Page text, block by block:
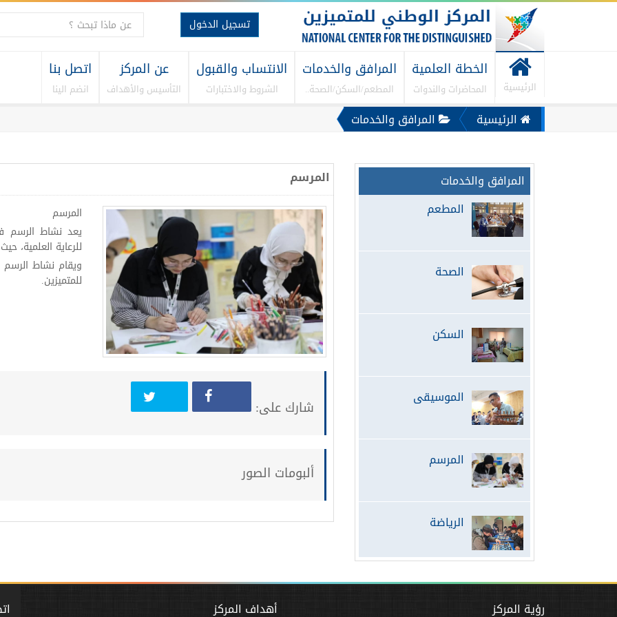
تسجيل الدخول
الرئيسية
الخطة العلمية
المحاضرات والندوات
المرافق والخدمات
المطعم/السكن/الصحة..
الانتساب والقبول
الشروط والاختبارات
عن المركز
التأسيس والأهداف
اتصل بنا
انضم الينا
الرئيسية المرافق والخدمات
المرافق والخدمات
المطعم
الصحة
السكن
الموسيقى
المرسم
الرياضة
المرسم
المرسم
يعد نشاط الرسم
للرعاية العلمية،
ويقام نشاط
للمتميزين.
شارك على:
ألبومات الصور
رؤية المركز أهداف المركز